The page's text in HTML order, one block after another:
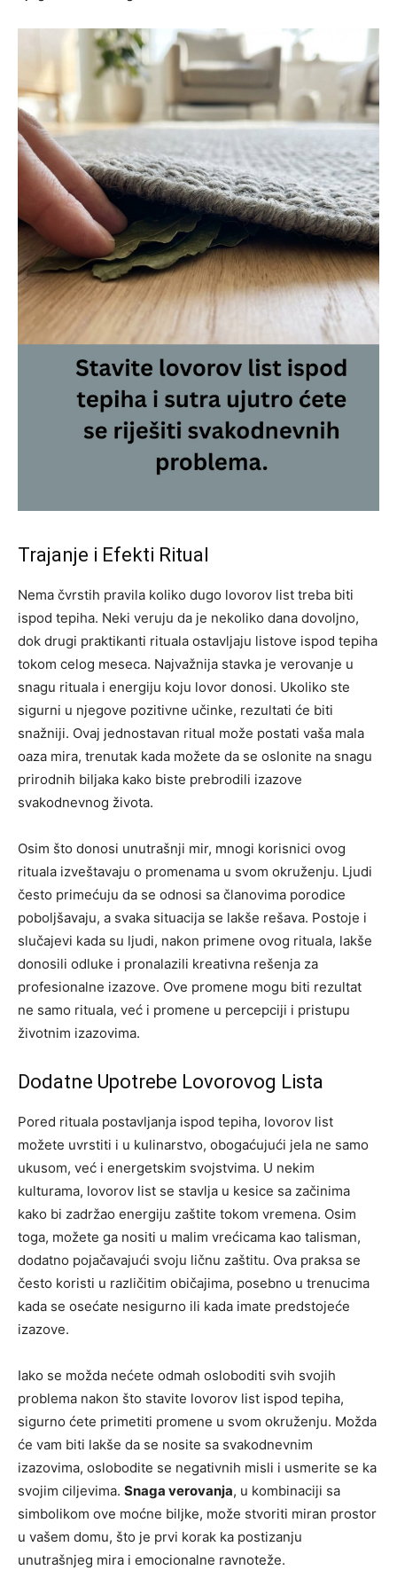
Trajanje i Efekti Ritual
Nema čvrstih pravila koliko dugo lovorov list treba biti
ispod tepiha. Neki veruju da je nekoliko dana dovoljno,
dok drugi praktikanti rituala ostavljaju listove ispod tepiha
tokom celog meseca. Najvažnija stavka je verovanje u
snagu rituala i energiju koju lovor donosi. Ukoliko ste
sigurni u njegove pozitivne učinke, rezultati će biti
snažniji. Ovaj jednostavan ritual može postati vaša mala
oaza mira, trenutak kada možete da se oslonite na snagu
prirodnih biljaka kako biste prebrodili izazove
svakodnevnog života.
Osim što donosi unutrašnji mir, mnogi korisnici ovog
rituala izveštavaju o promenama u svom okruženju. Ljudi
često primećuju da se odnosi sa članovima porodice
poboljšavaju, a svaka situacija se lakše rešava. Postoje i
slučajevi kada su ljudi, nakon primene ovog rituala, lakše
donosili odluke i pronalazili kreativna rešenja za
profesionalne izazove. Ove promene mogu biti rezultat
ne samo rituala, već i promene u percepciji i pristupu
životnim izazovima.
Dodatne Upotrebe Lovorovog Lista
Pored rituala postavljanja ispod tepiha, lovorov list
možete uvrstiti i u kulinarstvo, obogaćujući jela ne samo
ukusom, već i energetskim svojstvima. U nekim
kulturama, lovorov list se stavlja u kesice sa začinima
kako bi zadržao energiju zaštite tokom vremena. Osim
toga, možete ga nositi u malim vrećicama kao talisman,
dodatno pojačavajući svoju ličnu zaštitu. Ova praksa se
često koristi u različitim običajima, posebno u trenucima
kada se osećate nesigurno ili kada imate predstojeće
izazove.
Iako se možda nećete odmah osloboditi svih svojih
problema nakon što stavite lovorov list ispod tepiha,
sigurno ćete primetiti promene u svom okruženju. Možda
će vam biti lakše da se nosite sa svakodnevnim
izazovima, oslobodite se negativnih misli i usmerite se ka
svojim ciljevima. Snaga verovanja, u kombinaciji sa
simbolikom ove moćne biljke, može stvoriti miran prostor
u vašem domu, što je prvi korak ka postizanju
unutrašnjeg mira i emocionalne ravnoteže.